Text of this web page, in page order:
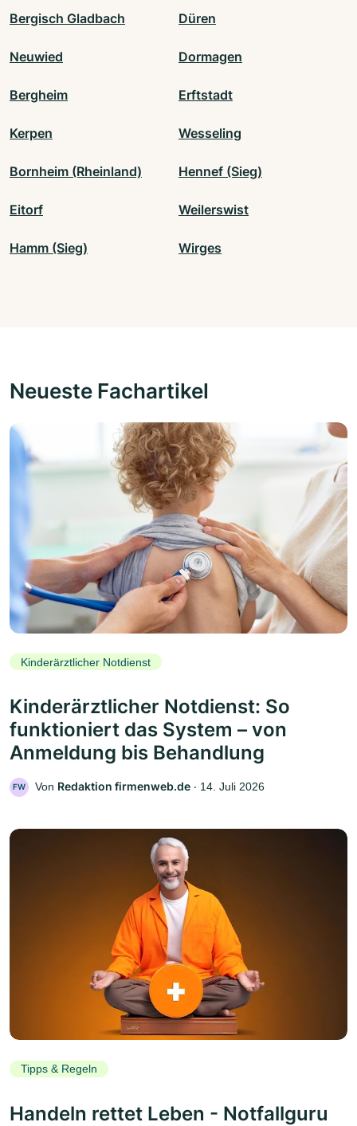
Bergisch Gladbach Düren
Neuwied Dormagen
Bergheim Erftstadt
Kerpen Wesseling
Bornheim (Rheinland) Hennef (Sieg)
Eitorf Weilerswist
Hamm (Sieg) Wirges
Neueste Fachartikel
Kinderärztlicher Notdienst
Kinderärztlicher Notdienst: So
funktioniert das System – von
Anmeldung bis Behandlung
FW Von Redaktion firmenweb.de ‧ 14. Juli 2026
Tipps & Regeln
Handeln rettet Leben - Notfallguru